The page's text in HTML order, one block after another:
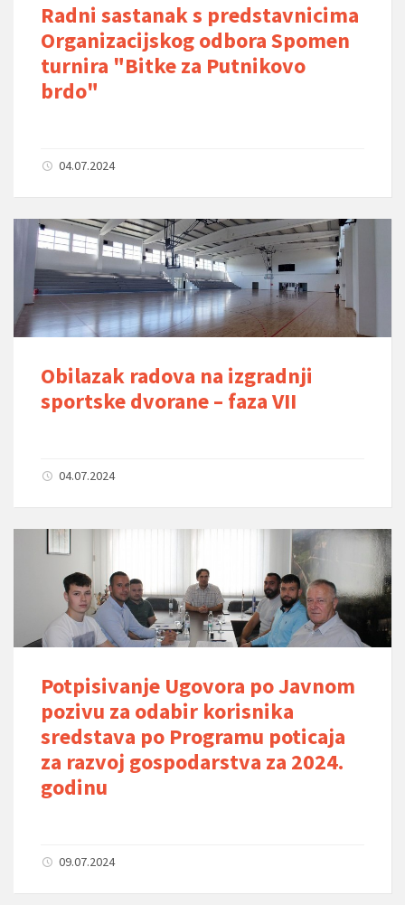
Radni sastanak s predstavnicima
Organizacijskog odbora Spomen
turnira "Bitke za Putnikovo
brdo"
04.07.2024
Obilazak radova na izgradnji
sportske dvorane – faza VII
04.07.2024
Potpisivanje Ugovora po Javnom
pozivu za odabir korisnika
sredstava po Programu poticaja
za razvoj gospodarstva za 2024.
godinu
09.07.2024